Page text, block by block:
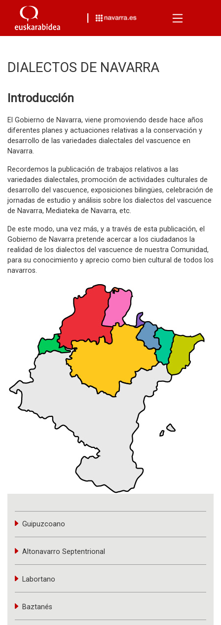
Menu
DIALECTOS DE NAVARRA
Introducción
El Gobierno de Navarra, viene promoviendo desde hace años
diferentes planes y actuaciones relativas a la conservación y
desarrollo de las variedades dialectales del vascuence en
Navarra.
Recordemos la publicación de trabajos relativos a las
variedades dialectales, promoción de actividades culturales de
desarrollo del vascuence, exposiciones bilingües, celebración de
jornadas de estudio y análisis sobre los dialectos del vascuence
de Navarra, Mediateka de Navarra, etc.
De este modo, una vez más, y a través de esta publicación, el
Gobierno de Navarra pretende acercar a los ciudadanos la
realidad de los dialectos del vascuence de nuestra Comunidad,
para su conocimiento y aprecio como bien cultural de todos los
navarros.
Guipuzcoano
Altonavarro Septentrional
Labortano
Baztanés